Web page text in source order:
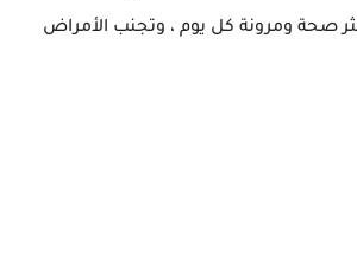
صحة ومرونة كل يوم ، وتجنب الأمراض